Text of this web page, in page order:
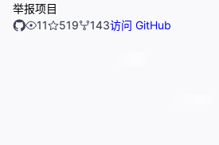
举报项目
11
519 143访问 GitHub